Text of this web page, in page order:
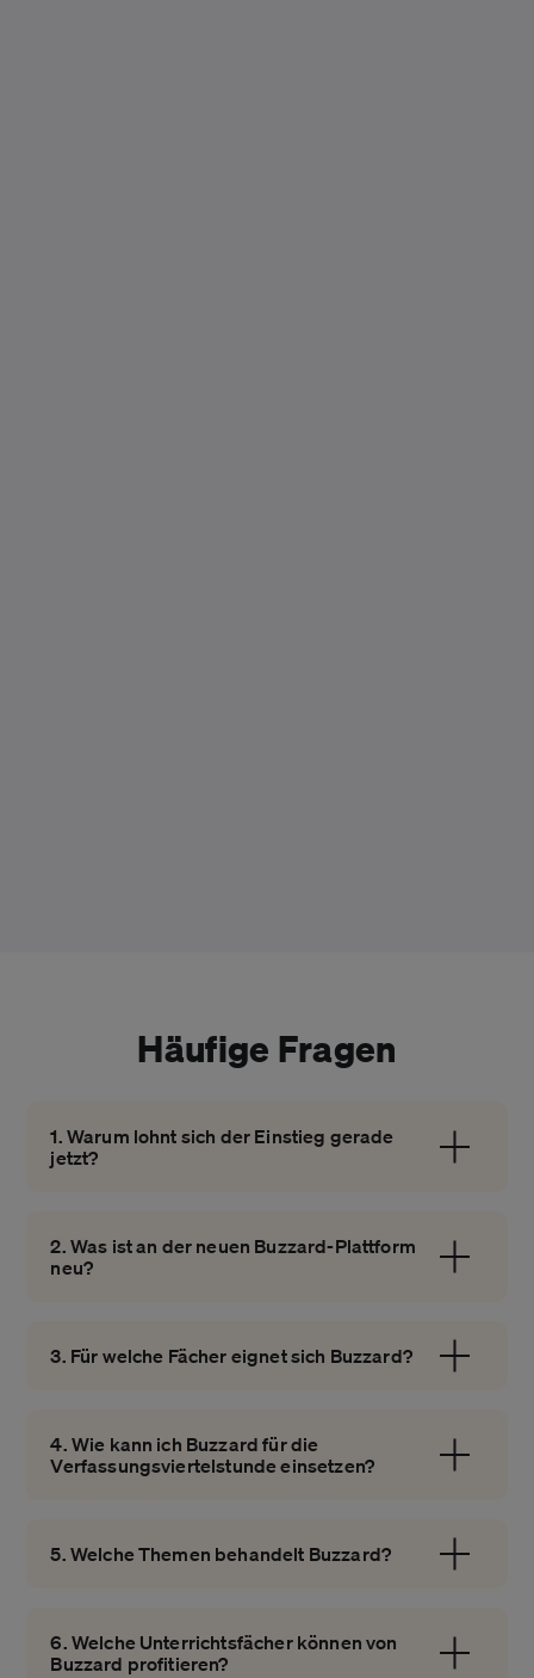
Häufige Fragen
1. Warum lohnt sich der Einstieg gerade
jetzt?
2. Was ist an der neuen Buzzard-Plattform
neu?
3. Für welche Fächer eignet sich Buzzard?
4. Wie kann ich Buzzard für die
Verfassungsviertelstunde einsetzen?
5. Welche Themen behandelt Buzzard?
6. Welche Unterrichtsfächer können von
Buzzard profitieren?